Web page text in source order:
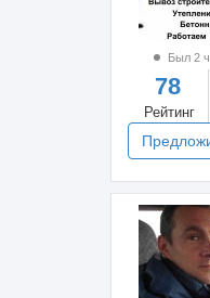
Был 2
78
Рейтинг